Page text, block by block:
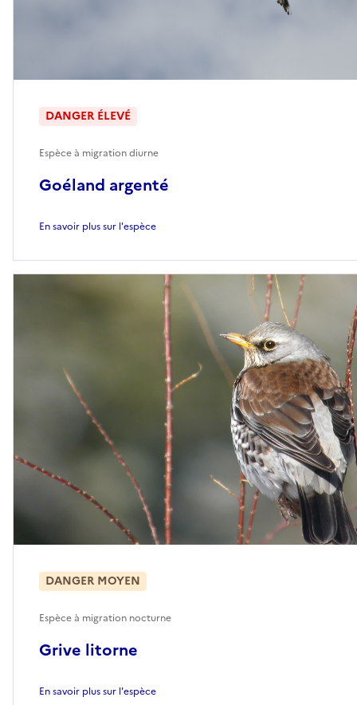
Goéland argenté
DANGER ÉLEVÉ
Espèce à migration diurne
En savoir plus sur l'espèce
Grive litorne
DANGER MOYEN
Espèce à migration nocturne
En savoir plus sur l'espèce